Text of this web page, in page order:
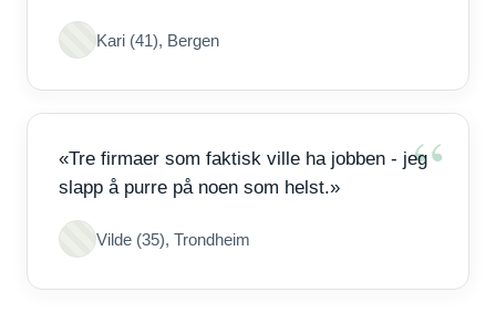
Kari (41), Bergen
«Tre firmaer som faktisk ville ha jobben - jeg
slapp å purre på noen som helst.»
Vilde (35), Trondheim